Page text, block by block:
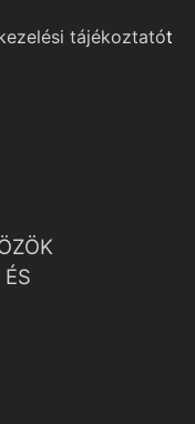
tájékoztatót